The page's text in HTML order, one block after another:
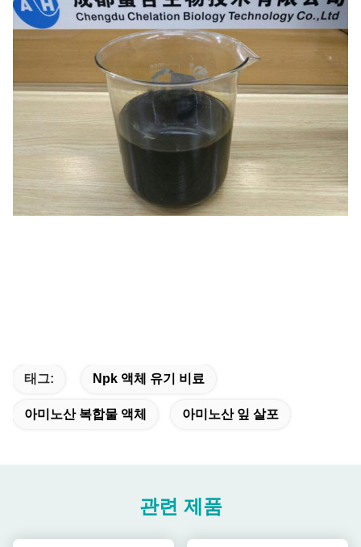
태그: Npk 액체 유기 비료
아미노산 복합물 액체 아미노산 잎 살포
관련 제품